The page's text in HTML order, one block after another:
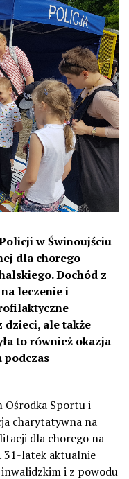
w Świnoujściu
dla chorego
Dochód z
leczenie i
dzieci, ale także
to również okazja
podczas
Ośrodka Sportu i
charytatywna na
dla chorego na
31-latek aktualnie
i z powodu